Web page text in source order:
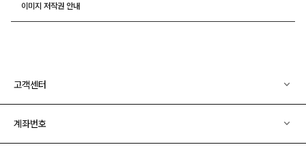
이미지 저작권 안내
고객센터
계좌번호